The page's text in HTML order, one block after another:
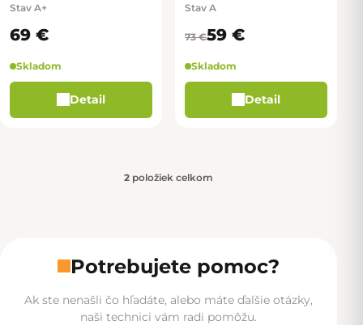
Stav A+
69 €
Skladom
Detail
Stav A
73 €59 €
Skladom
Detail
2 položiek celkom
Potrebujete pomoc?
Ak ste nenašli čo hľadáte, alebo máte ďalšie otázky,
naši technici vám radi pomôžu.